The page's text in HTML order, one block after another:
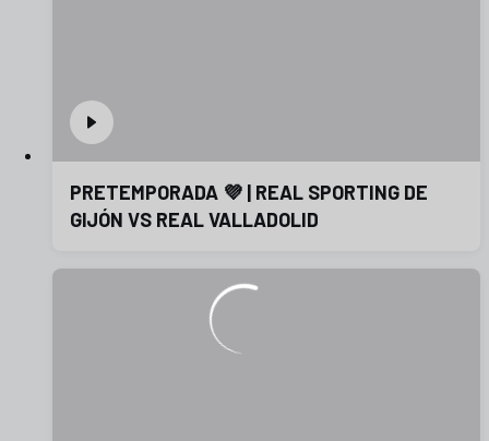
PRETEMPORADA 💜 | REAL SPORTING DE
GIJÓN VS REAL VALLADOLID